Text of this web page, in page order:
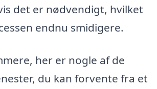
det er nødvendigt, hvilket
endnu smidigere.
her er nogle af de
du kan forvente fra et